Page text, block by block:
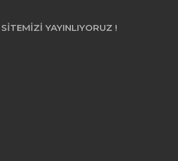
YAYINLIYORUZ !